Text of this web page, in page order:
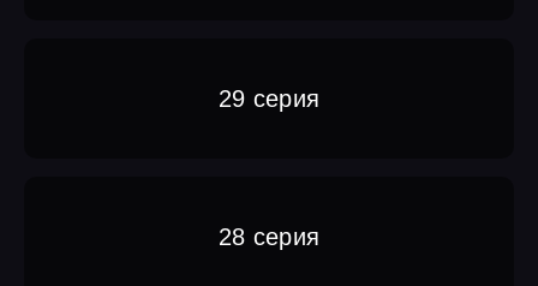
29 серия
28 серия